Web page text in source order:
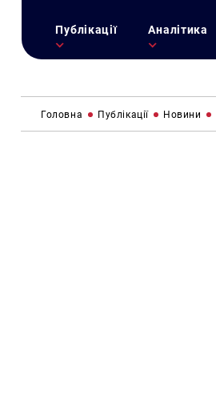
Публікації Аналітика
Головна Публікації Новини